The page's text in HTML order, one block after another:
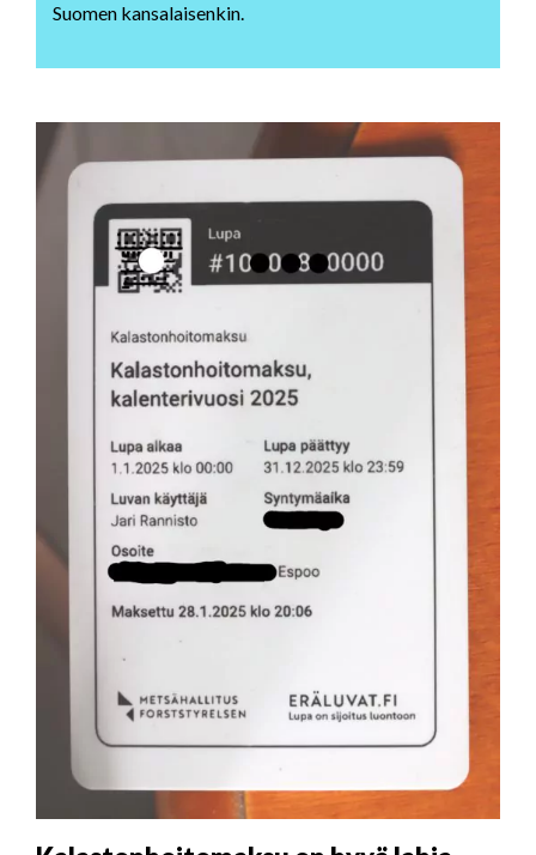
Suomen kansalaisenkin.